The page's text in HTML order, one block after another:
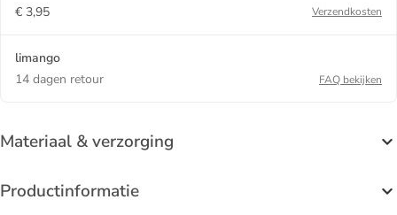
€ 3,95
Verzendkosten
limango
14 dagen retour
FAQ bekijken
Materiaal & verzorging
Productinformatie